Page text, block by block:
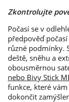
Zkontrolujte
Počasí se v
předpověď
různé podmínky.
deště, sněhu a
obousměrnou
nebo Bivy Stick
funkce, které
dokončit